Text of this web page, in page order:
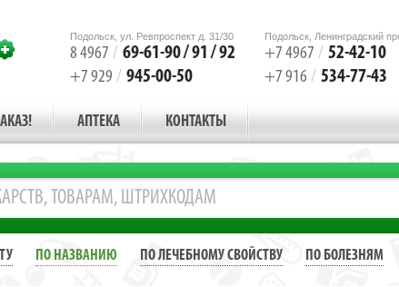
Подольск, ул. Ревпроспект д. 31/30
8 4967 / 69-61-90 / 91 / 92
+7 929 / 945-00-50
Подольск, Ленинградский
+7 4967 / 52-42-10
+7 916 / 534-77-43
АПТЕКА КОНТАКТЫ
ПО НАЗВАНИЮ ПО ЛЕЧЕБНОМУ СВОЙСТВУ ПО БОЛЕЗНЯМ